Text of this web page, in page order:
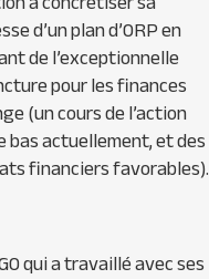
d’un plan d’ORP en
de l’exceptionnelle
pour les finances
(un cours de l’action
bas actuellement, et des
financiers favorables).
qui a travaillé avec ses